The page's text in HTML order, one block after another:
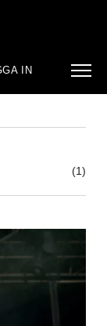
IN
(1)